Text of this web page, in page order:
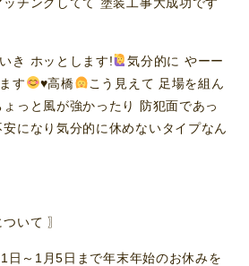
き ホッとします!
気分的に やーー
す
♥️高橋
こう見えて 足場を組ん
っと風が強かったり 防犯面であっ
になり気分的に休めないタイプなん
いて 〗
日～1月5日まで年末年始のお休みを